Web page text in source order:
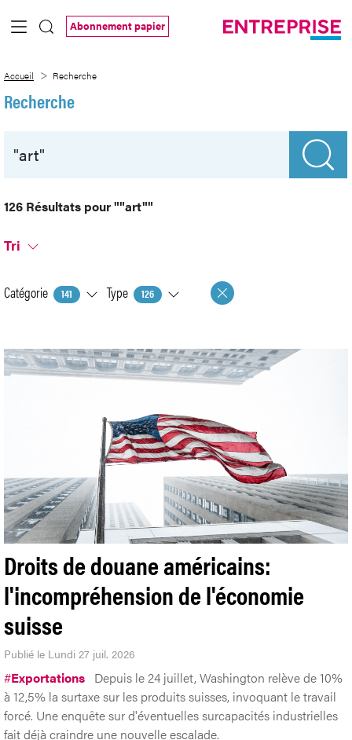
Saut au contenu principal
Abonnement papier
Accueil Recherche
Recherche
126 Résultats pour""art""
Tri
Catégorie 141 Type 126
Droits de douane américains:
l'incompréhension de l'économie
suisse
Publié le Lundi 27 juil. 2026
#Exportations Depuis le 24 juillet, Washington relève de 10%
à 12,5% la surtaxe sur les produits suisses, invoquant le travail
forcé. Une enquête sur d'éventuelles surcapacités industrielles
fait déjà craindre une nouvelle escalade.